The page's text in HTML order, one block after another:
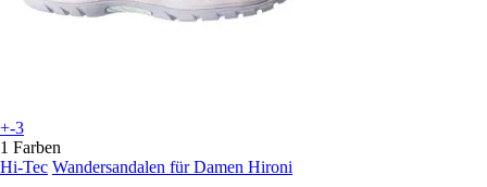
+-3
1 Farben
Hi-Tec Wandersandalen für Damen Hironi